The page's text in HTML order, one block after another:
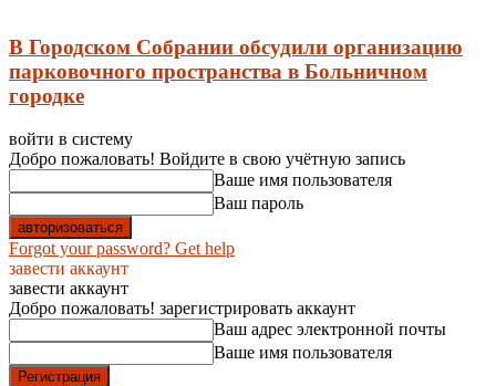
В Городском Собрании обсудили организацию
парковочного пространства в Больничном
городке
войти в систему
Добро пожаловать! Войдите в свою учётную запись
Ваше имя пользователя
Ваш пароль
Forgot your password? Get help
завести аккаунт
завести аккаунт
Добро пожаловать! зарегистрировать аккаунт
Ваш адрес электронной почты
Ваше имя пользователя